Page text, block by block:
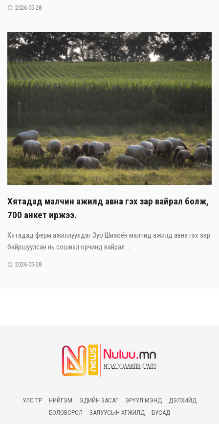
2026-05-28
Хятадад малчин ажилд авна гэх зар вайрал болж,
700 анкет иржээ.
Хятадад ферм ажиллуулдаг Зуо Шиаоён малчид ажилд авна гэх зар
байршуулсан нь сошиал орчинд вайрал ...
2026-05-28
УЛС ТӨР НИЙГЭМ ЭДИЙН ЗАСАГ ЭРҮҮЛ МЭНД
ДЭЛХИЙД
БОЛОВСРОЛ
ЗАЛУУСЫН ХӨГЖИЛД БУСАД